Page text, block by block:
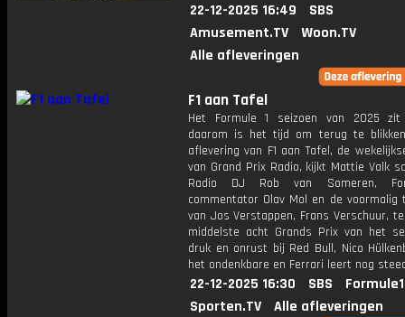
22-12-2025 16:49
SBS
Amusement.TV
Woon.TV
Alle afleveringen
F1 aan Tafel
Het Formule 1 seizoen van 2025
daarom is het tijd om terug te
aflevering van F1 aan Tafel, de
van Grand Prix Radio, kijkt Mattie Valk
Radio DJ Rob van Someren,
commentator Olav Mol en de voormalig
van Jos Verstappen, Frans Verschuur,
middelste acht Grands Prix van het
druk en onrust bij Red Bull, Nico
het ondenkbare en Ferrari leert nog
22-12-2025 16:30 SBS
Sporten.TV
Alle afleveringen